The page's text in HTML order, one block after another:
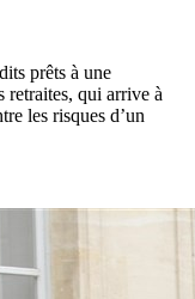
prêts à une
retraites, qui arrive à
les risques d’un